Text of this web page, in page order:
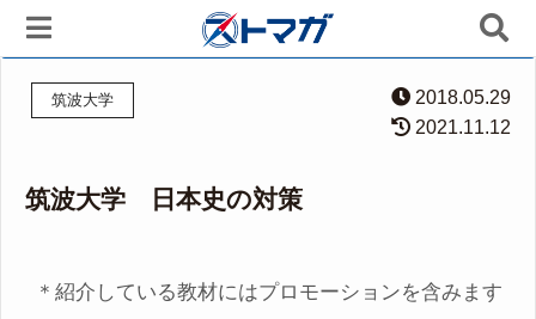
筑波大学
2018.05.29
2021.11.12
筑波大学 日本史の対策
＊紹介している教材にはプロモーションを含みます